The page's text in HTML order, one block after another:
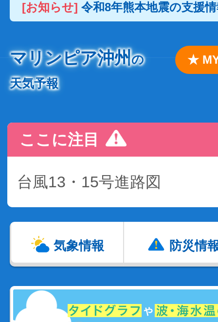
[お知らせ] 令和8年熊本地震の支援
マリンピア沖州の
天気予報
★
ここに注目
台風13・15号進路図
気象情報 防災情